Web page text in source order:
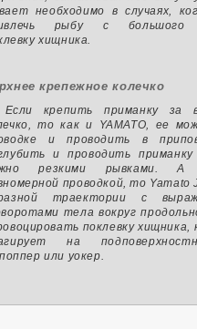
необходимо в случаях,
рыбу с большого
хищника.
крепежное колечко
Если крепить приманку за
то как и YAMATO, ее
и проводить в
и проводить
резкими рывками. А
проводкой, то
траектории с
тела вокруг
поклевку
на
или уокер.